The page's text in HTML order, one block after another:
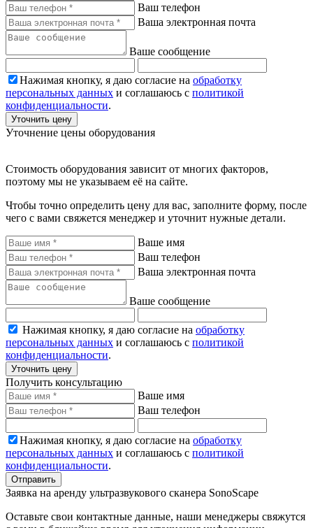
Ваш телефон
Ваша электронная почта
Ваше сообщение
Нажимая кнопку, я даю согласие на обработку
персональных данных и соглашаюсь с политикой
конфиденциальности.
Уточнить цену
Уточнение цены оборудования
Стоимость оборудования зависит от многих факторов,
поэтому мы не указываем её на сайте.
Чтобы точно определить цену для вас, заполните форму, после
чего с вами свяжется менеджер и уточнит нужные детали.
Ваше имя
Ваш телефон
Ваша электронная почта
Ваше сообщение
Нажимая кнопку, я даю согласие на обработку
персональных данных и соглашаюсь с политикой
конфиденциальности.
Уточнить цену
Получить консультацию
Ваше имя
Ваш телефон
Нажимая кнопку, я даю согласие на обработку
персональных данных и соглашаюсь с политикой
конфиденциальности.
Отправить
Заявка на аренду ультразвукового сканера SonoScape
Оставьте свои контактные данные, наши менеджеры свяжутся